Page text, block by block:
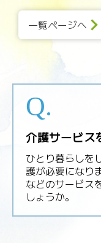
一覧ページへ
介護サービス
ひとり暮らしを
護が必要になり
などのサービス
しょうか。